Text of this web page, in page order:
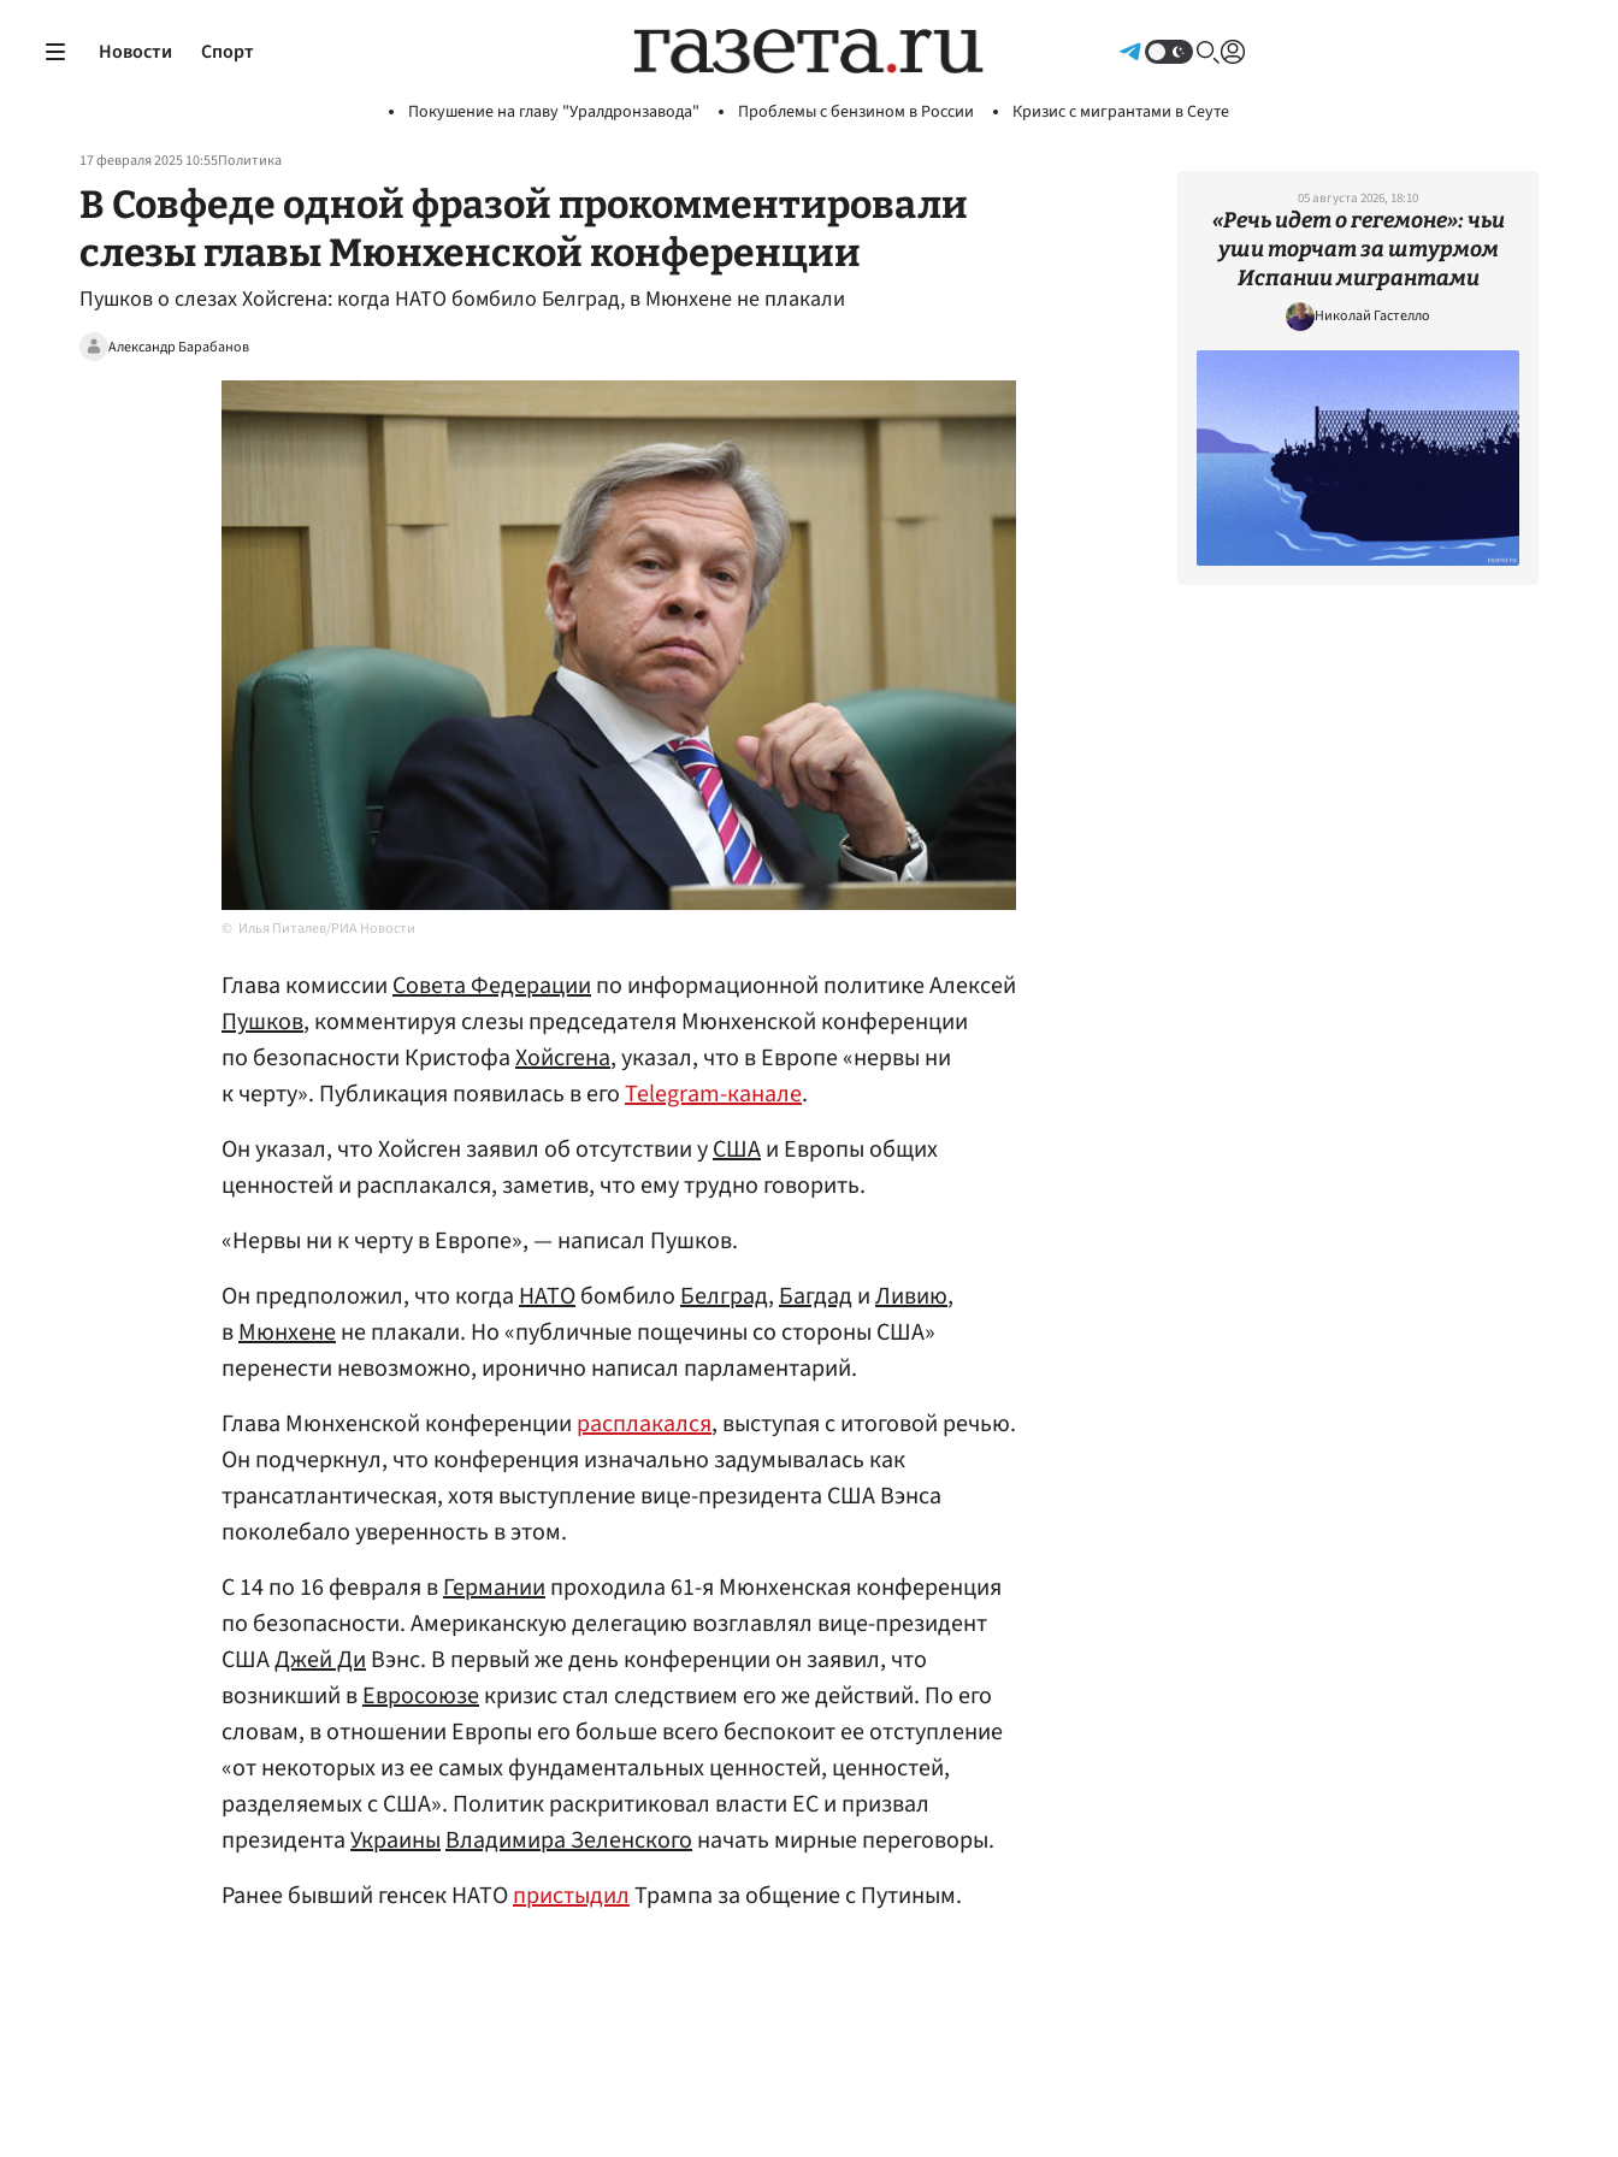
Новости Спорт
Покушение на главу "Уралдронзавода" Проблемы с бензином в России Кризис с мигрантами в Сеуте
17 февраля 2025 10:55Политика
В Совфеде одной фразой прокомментировали
слезы главы Мюнхенской конференции
Пушков о слезах Хойсгена: когда НАТО бомбило Белград, в Мюнхене не плакали
Александр Барабанов
Илья Питалев/РИА Новости
Глава комиссииСовета Федерациипо информационной политике Алексей
Пушков, комментируя слезы председателя Мюнхенской конференции
по безопасности КристофаХойсгена, указал, что в Европе «нервы ни
к черту». Публикация появилась в егоTelegram-канале.
Он указал, что Хойсген заявил об отсутствии уСШАи Европы общих
ценностей и расплакался, заметив, что ему трудно говорить.
«Нервы ни к черту в Европе», — написал Пушков.
Он предположил, что когдаНАТОбомбилоБелград,БагдадиЛивию,
вМюнхенене плакали. Но «публичные пощечины со стороны США»
перенести невозможно, иронично написал парламентарий.
Глава Мюнхенской конференции расплакался, выступая с итоговой речью.
Он подчеркнул, что конференция изначально задумывалась как
трансатлантическая, хотя выступление вице-президента США Вэнса
поколебало уверенность в этом.
С 14 по 16 февраля вГерманиипроходила 61-я Мюнхенская конференция
по безопасности. Американскую делегацию возглавлял вице-президент
СШАДжей ДиВэнс. В первый же день конференции он заявил, что
возникший вЕвросоюзекризис стал следствием его же действий. По его
словам, в отношении Европы его больше всего беспокоит ее отступление
«от некоторых из ее самых фундаментальных ценностей, ценностей,
разделяемых с США». Политик раскритиковал власти ЕС и призвал
президентаУкраиныВладимира Зеленскогоначать мирные переговоры.
Ранее бывший генсек НАТОпристыдилТрампа за общение с Путиным.
05 августа 2026, 18:10
«Речь идет о гегемоне»: чьи
уши торчат за штурмом
Испании мигрантами
Николай Гастелло